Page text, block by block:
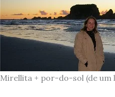
Mirellita + por-do-sol (de um